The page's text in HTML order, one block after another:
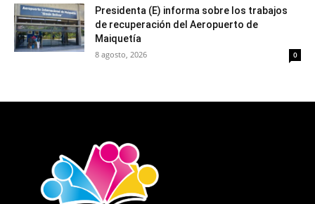
Presidenta (E) informa sobre los trabajos
de recuperación del Aeropuerto de
Maiquetía
8 agosto, 2026 0